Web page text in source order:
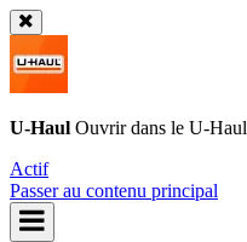
U-Haul Ouvrir dans le U-Haul
Actif
Passer au contenu principal